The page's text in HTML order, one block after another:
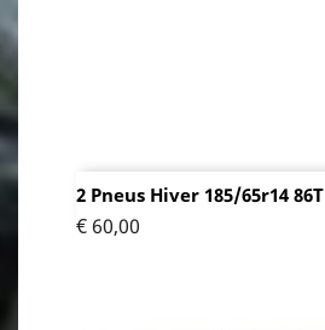
2 Pneus Hiver 185/65r14 86T
Prijs
€ 60,00